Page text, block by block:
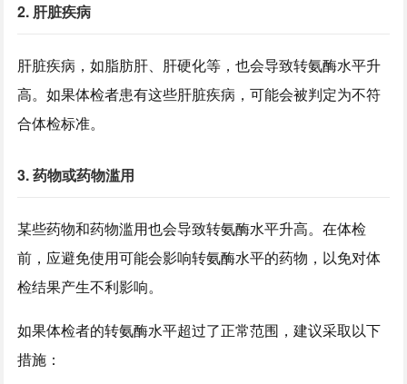
2. 肝脏疾病
肝脏疾病，如脂肪肝、肝硬化等，也会导致转氨酶水平升
高。如果体检者患有这些肝脏疾病，可能会被判定为不符
合体检标准。
3. 药物或药物滥用
某些药物和药物滥用也会导致转氨酶水平升高。在体检
前，应避免使用可能会影响转氨酶水平的药物，以免对体
检结果产生不利影响。
如果体检者的转氨酶水平超过了正常范围，建议采取以下
措施：